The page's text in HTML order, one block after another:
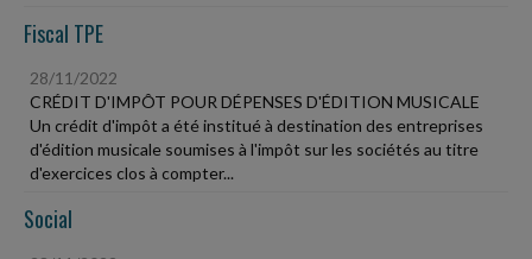
Fiscal TPE
28/11/2022
CRÉDIT D'IMPÔT POUR DÉPENSES D'ÉDITION MUSICALE
Un crédit d'impôt a été institué à destination des entreprises
d'édition musicale soumises à l'impôt sur les sociétés au titre
d'exercices clos à compter...
Social